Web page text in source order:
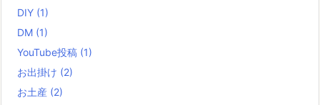
DIY (1)
DM (1)
YouTube投稿 (1)
お出掛け (2)
お土産 (2)